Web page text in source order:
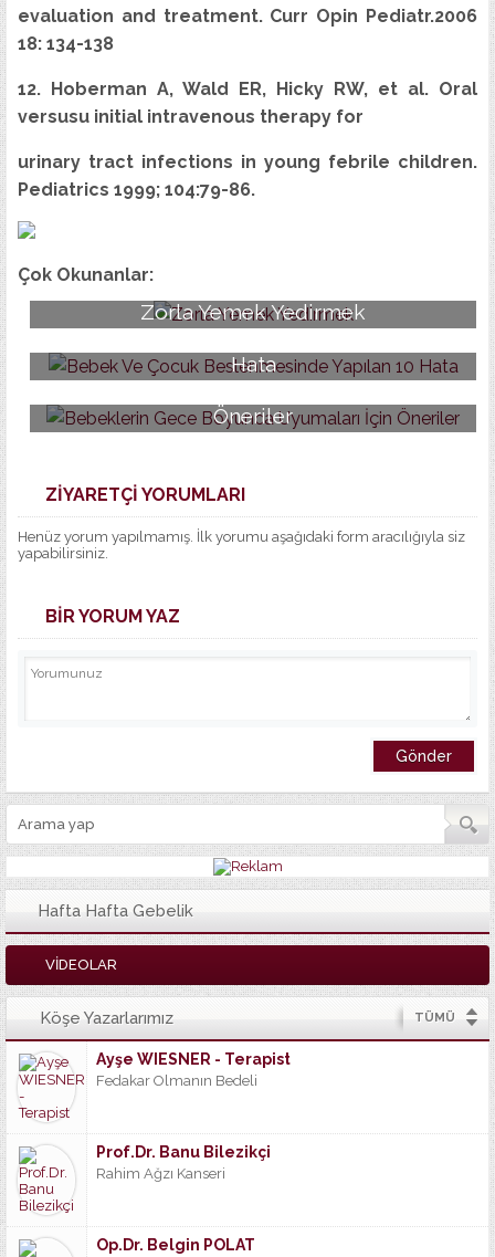
evaluation and treatment. Curr Opin Pediatr.2006
18: 134-138
12. Hoberman A, Wald ER, Hicky RW, et al. Oral
versusu initial intravenous therapy for
urinary tract infections in young febrile children.
Pediatrics 1999; 104:79-86.
Çok Okunanlar:
Zorla Yemek Yedirmek
Hata
Öneriler
ZİYARETÇİ YORUMLARI
Henüz yorum yapılmamış. İlk yorumu aşağıdaki form aracılığıyla siz
yapabilirsiniz.
BİR YORUM YAZ
Hafta Hafta Gebelik
VİDEOLAR
Köşe Yazarlarımız TÜMÜ
Ayşe WIESNER - Terapist
Fedakar Olmanın Bedeli
Prof.Dr. Banu Bilezikçi
Rahim Ağzı Kanseri
Op.Dr. Belgin POLAT